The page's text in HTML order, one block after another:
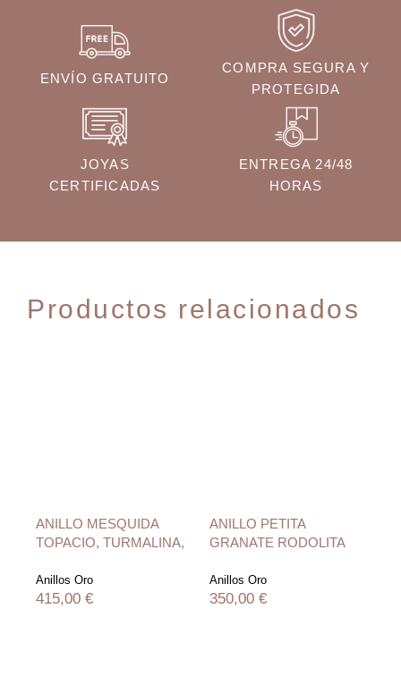
ENVÍO GRATUITO
COMPRA SEGURA Y
PROTEGIDA
JOYAS
CERTIFICADAS
ENTREGA 24/48
HORAS
Productos relacionados
ANILLO MESQUIDA
TOPACIO, TURMALINA,
Anillos Oro
415,00 €
ANILLO PETITA
GRANATE RODOLITA
Anillos Oro
350,00 €